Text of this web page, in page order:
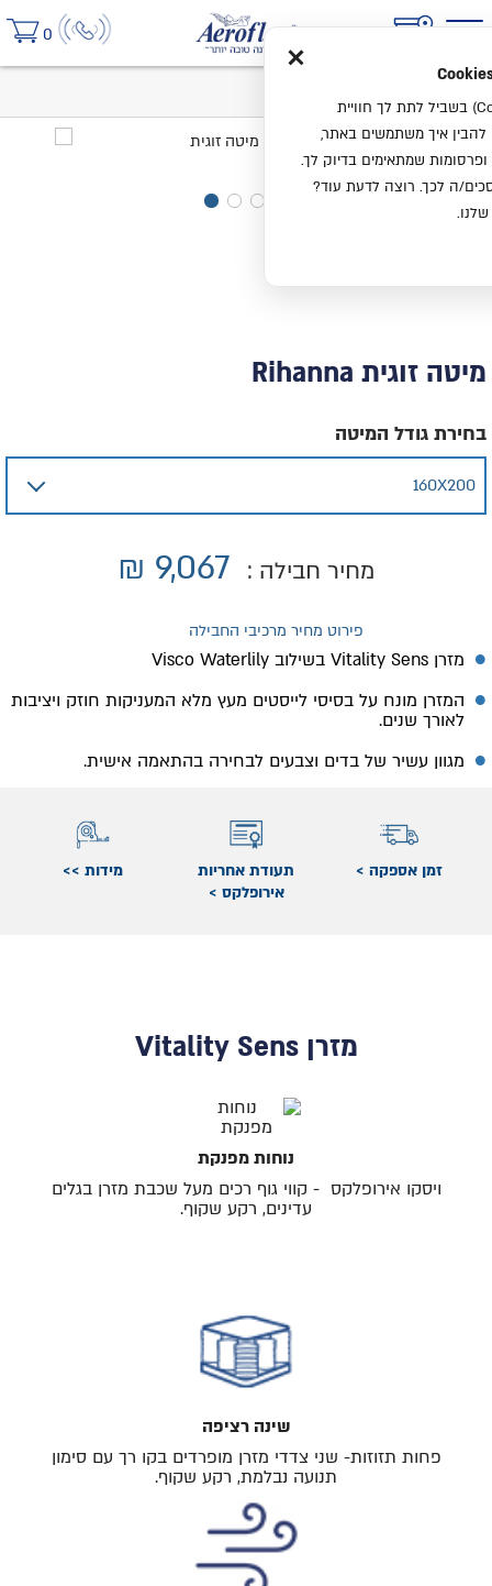
0
מיטה זוגית Rihanna
מזרן Vitality Sens בשילוב Visco Waterlily
המזרן מונח על בסיסי לייסטים מעץ מלא המעניקות חוזק ויציבות
לאורך שנים.
מגוון עשיר של בדים וצבעים לבחירה בהתאמה אישית.
בחירת גודל המיטה
מחיר חבילה : 9,067
₪
פירוט מחיר מרכיבי החבילה
זמן אספקה >
תעודת אחריות
אירופלקס >
מידות >>
מזרן Vitality Sens
נוחות מפנקת
ויסקו אירופלקס - קווי גוף רכים מעל שכבת מזרן בגלים
עדינים, רקע שקוף.
שינה רציפה
פחות תזוזות- שני צדדי מזרן מופרדים בקו רך עם סימון
תנועה נבלמת, רקע שקוף.
×
אנחנו משתמשים בעוגיות (Cookies) בשביל לתת לך חוויית
להבין איך משתמשים באתר,
שמתאימים בדיוק לך.
ה לכך. רוצה לדעת עוד?